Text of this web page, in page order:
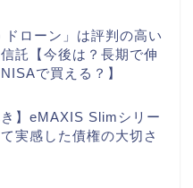
ドローン」は評判の高い
託【今後は？長期で伸
で買える？】
き】eMAXIS Slimシリー
実感した債権の大切さ